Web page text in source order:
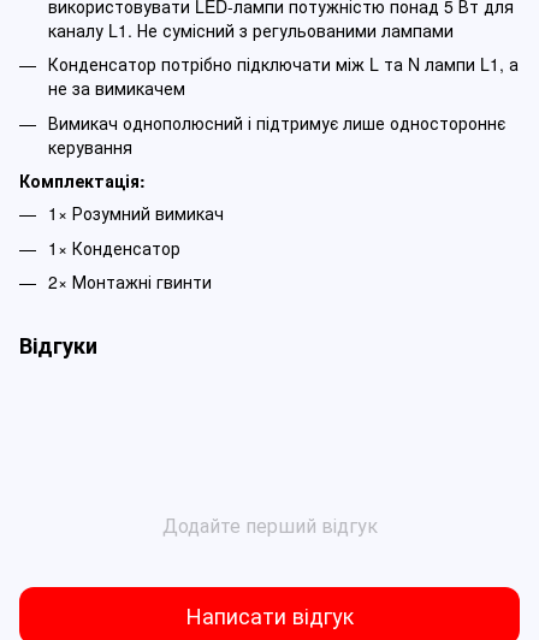
використовувати LED-лампи потужністю понад 5 Вт для
каналу L1. Не сумісний з регульованими лампами
Конденсатор потрібно підключати між L та N лампи L1, а
не за вимикачем
Вимикач однополюсний і підтримує лише одностороннє
керування
Комплектація:
1× Розумний вимикач
1× Конденсатор
2× Монтажні гвинти
Відгуки
Додайте перший відгук
Написати відгук